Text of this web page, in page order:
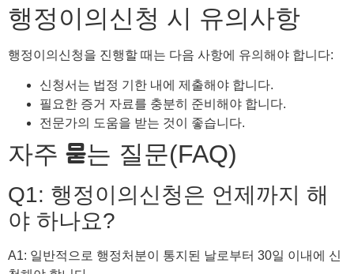
행정이의신청 시 유의사항
행정이의신청을 진행할 때는 다음 사항에 유의해야 합니다:
신청서는 법정 기한 내에 제출해야 합니다.
필요한 증거 자료를 충분히 준비해야 합니다.
전문가의 도움을 받는 것이 좋습니다.
자주 묻는 질문(FAQ)
Q1: 행정이의신청은 언제까지 해
야 하나요?
A1: 일반적으로 행정처분이 통지된 날로부터 30일 이내에 신